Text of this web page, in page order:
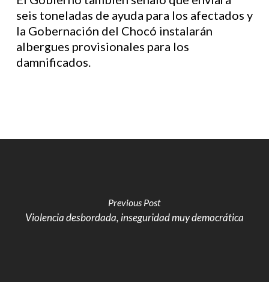
seis toneladas de ayuda para los afectados y
la Gobernación del Chocó instalarán
albergues provisionales para los
damnificados.
Previous Post
Violencia desbordada, inseguridad muy democrática